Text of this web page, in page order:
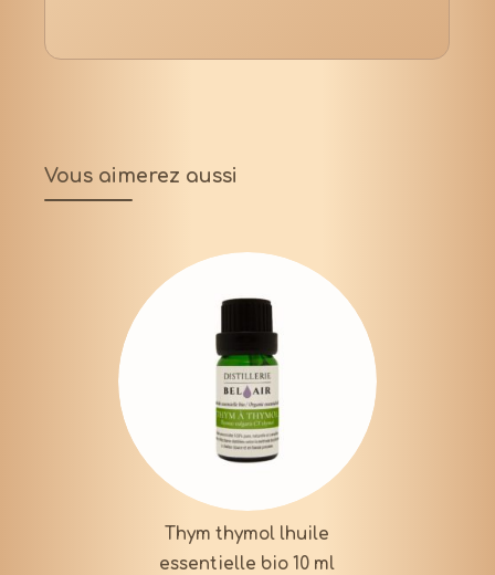
Vous aimerez aussi
Thym thymol lhuile
essentielle bio 10 ml